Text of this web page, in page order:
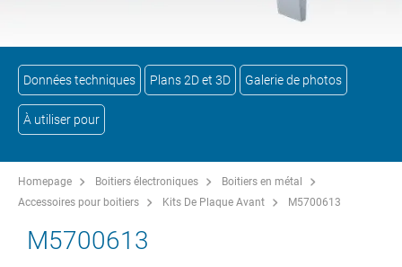
Données techniques Plans 2D et 3D Galerie de photos
À utiliser pour
Homepage Boitiers électroniques
Boitiers en métal
Accessoires pour boitiers
Kits De Plaque Avant M5700613
M5700613